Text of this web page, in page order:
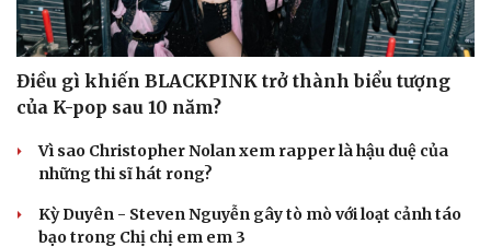
Điều gì khiến BLACKPINK trở thành biểu tượng
của K-pop sau 10 năm?
Vì sao Christopher Nolan xem rapper là hậu duệ của
những thi sĩ hát rong?
Kỳ Duyên - Steven Nguyễn gây tò mò với loạt cảnh táo
bạo trong Chị chị em em 3